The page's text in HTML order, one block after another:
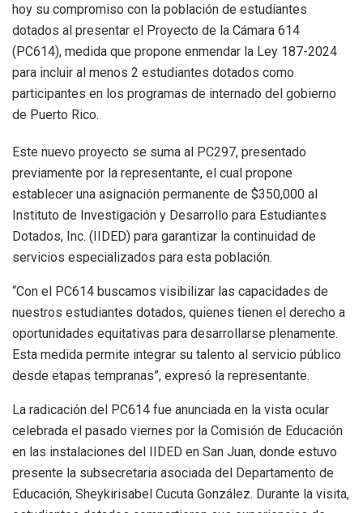
hoy su compromiso con la población de estudiantes
dotados al presentar el Proyecto de la Cámara 614
(PC614), medida que propone enmendar la Ley 187-2024
para incluir al menos 2 estudiantes dotados como
participantes en los programas de internado del gobierno
de Puerto Rico.
Este nuevo proyecto se suma al PC297, presentado
previamente por la representante, el cual propone
establecer una asignación permanente de $350,000 al
Instituto de Investigación y Desarrollo para Estudiantes
Dotados, Inc. (IIDED) para garantizar la continuidad de
servicios especializados para esta población.
“Con el PC614 buscamos visibilizar las capacidades de
nuestros estudiantes dotados, quienes tienen el derecho a
oportunidades equitativas para desarrollarse plenamente.
Esta medida permite integrar su talento al servicio público
desde etapas tempranas”, expresó la representante.
La radicación del PC614 fue anunciada en la vista ocular
celebrada el pasado viernes por la Comisión de Educación
en las instalaciones del IIDED en San Juan, donde estuvo
presente la subsecretaria asociada del Departamento de
Educación, Sheykirisabel Cucuta González. Durante la visita,